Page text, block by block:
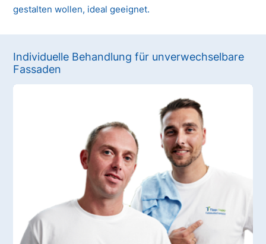
gestalten wollen, ideal geeignet.
Individuelle Behandlung für unverwechselbare
Fassaden